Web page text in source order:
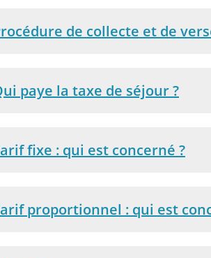
de collecte et de
paye la taxe de séjour ?
fixe : qui est concerné ?
proportionnel : qui est